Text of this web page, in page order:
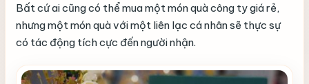
Bất cứ ai cũng có thể mua một món quà công ty giá rẻ,
nhưng một món quà với một liên lạc cá nhân sẽ thực sự
có tác động tích cực đến người nhận.